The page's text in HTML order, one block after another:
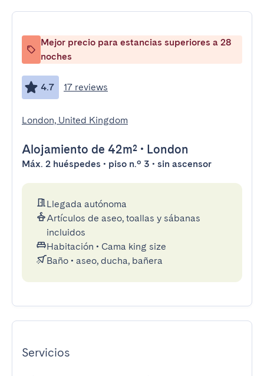
Mejor precio para estancias superiores a 28
noches
4.7 17 reviews
London, United Kingdom
Alojamiento de 42m² • London
Máx. 2 huéspedes • piso n.º 3 • sin ascensor
Llegada autónoma
Artículos de aseo, toallas y sábanas
incluidos
Habitación • Cama king size
Baño • aseo, ducha, bañera
Servicios